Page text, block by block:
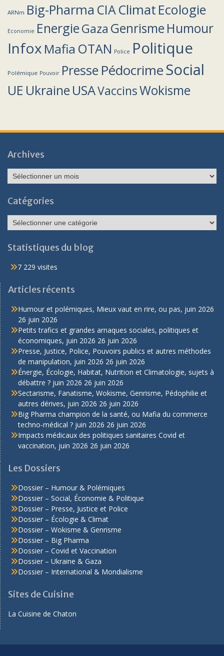
ARNm Big-Pharma CIAClimat Ecologie
Economie EnergieGaza Genrisme Humour
Infox Mafia OTAN Police Politique
Polémique Pouvoir Presse PédocrimeSocial
UE Ukraine USAVaccinsWokisme
Archives
Archives
Catégories
Catégories
Statistiques du blog
7 229 visites
Articles récents
Humour et polémiques, Mieux vaut en rire, ou pas, juin 2026
26 juin 2026
Petits trafics et grandes arnaques sociales, politiques et
économiques, juin 2026 26 juin 2026
Presse, Justice, Police, Pouvoirs publics et autres méthodes
de manipulation, juin 2026 26 juin 2026
Énergie, Écologie, Habitat, Nutrition et Climatologie, sujets à
débattre ? juin 2026 26 juin 2026
Sectarisme, Fanatisme, Wokisme, Genrisme, Pédophilie et
autres dérives, juin 2026 26 juin 2026
Big Pharma champion de la santé, ou Mafia du commerce
techno-médical ? juin 2026 26 juin 2026
Impacts médicaux des politiques sanitaires Covid et
vaccination, juin 2026 26 juin 2026
Les Dossiers
Dossier – Humour & Polémiques
Dossier – Social, Économie & Politique
Dossier – Presse, Justice et Police
Dossier – Écologie & Climat
Dossier – Wokisme & Genrisme
Dossier – Big Pharma
Dossier – Covid et Vaccination
Dossier – Ukraine & Gaza
Dossier – International & Mondialisme
Sites de Cuisine
La Cuisine de Chaton